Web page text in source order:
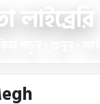
লাইব্রেরি